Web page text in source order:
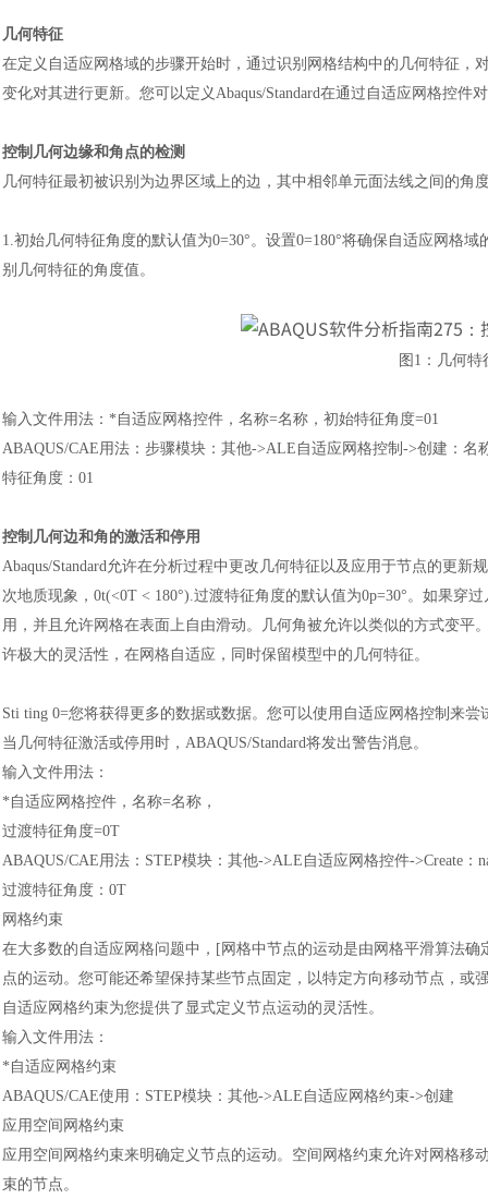
几何特征
在定义自适应网格域的步骤开始时，通过识别网格结构中的几何特征
变化对其进行更新。您可以定义Abaqus/Standard在通过自适应网格控件
控制几何边缘和角点的检测
几何特征最初被识别为边界区域上的边，其中相邻单元面法线之间的角
1.初始几何特征角度的默认值为0=30°。设置0=180°将确保自适应网格
别几何特征的角度值。
图 1 ： 几何特
输入文件用法 ： *自适应网格控件，名称=名称，初始特征角度=01
ABAQUS/CAE用法 ： 步骤模块 ： 其他->ALE自适应网格控制->创建 ： 名
特征角度 ： 01
控制几何边和角的激活和停用
Abaqus/Standard允许在分析过程中更改几何特征以及应用于节点的更
次地质现象，0t(<0T < 180°).过渡特征角度的默认值为0p=30°。如果
用，并且允许网格在表面上自由滑动。几何角被允许以类似的方式变
许极大的灵活性，在网格自适应，同时保留模型中的几何特征。
Sti ting 0=您将获得更多的数据或数据。您可以使用自适应网格控制来尝
当几何特征激活或停用时， ABAQUS/Standard将发出警告消息。
输入文件用法 ：
*自适应网格控件，名称=名称，
过渡特征角度=0T
ABAQUS/CAE用法 ： STEP模块 ： 其他->ALE自适应网格控件->Create ：
过渡特征角度 ： 0T
网格约束
在大多数的自适应网格问题中， [网格中节点的运动是由网格平滑算法
点的运动。您可能还希望保持某些节点固定，以特定方向移动节点，或
自适应网格约束为您提供了显式定义节点运动的灵活性。
输入文件用法 ：
*自适应网格约束
ABAQUS/CAE使用 ： STEP模块 ： 其他->ALE自适应网格约束->创建
应用空间网格约束
应用空间网格约束来明确定义节点的运动。空间网格约束允许对网格
束的节点。